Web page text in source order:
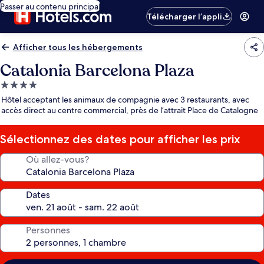
Passer au contenu principal
Télécharger l’appli
Afficher tous les hébergements
Catalonia Barcelona Plaza
Hébergement
4.0 étoiles
Hôtel acceptant les animaux de compagnie avec 3 restaurants, avec
accès direct au centre commercial, près de l’attrait Place de Catalogne
Sélectionnez des dates pour afficher les prix
Où allez-vous?
Dates
Personnes